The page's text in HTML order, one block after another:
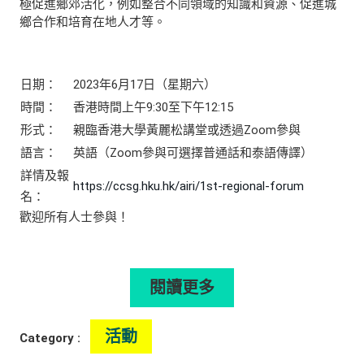
極促進鄉郊活化，例如整合不同領域的知識和資源、促進城
鄉合作和培育在地人才等。
日期：
2023年6月17日（星期六）
時間：
香港時間上午9:30至下午12:15
形式：
親臨香港大學黃麗松講堂或透過Zoom參與
語言：
英語（Zoom參與可選擇普通話和泰語傳譯）
詳情及報
名：
https://ccsg.hku.hk/airi/1st-regional-forum
歡迎所有人士參與！
閱讀更多
Category : 活動